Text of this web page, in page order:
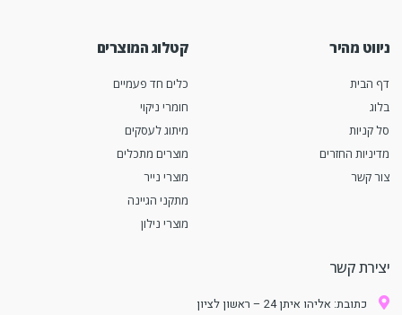
ניווט מהיר
דף הבית
בלוג
סל קניות
מדיניות החזרים
צור קשר
קטלוג המוצרים
כלים חד פעמיים
חומרי ניקוי
מיתוג לעסקים
מוצרים מתכלים
מוצרי נייר
מתקני הגיינה
מוצרי נילון
יצירת קשר
כתובת: אליהו איתן 24 – ראשון לציון